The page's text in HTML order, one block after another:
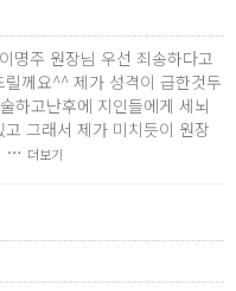
명주 원장님 우선 죄송하다고
릴께요^^ 제가 성격이 급한것두
하고난후에 지인들에게 세뇌
고 그래서 제가 미치듯이 원장
… 더보기